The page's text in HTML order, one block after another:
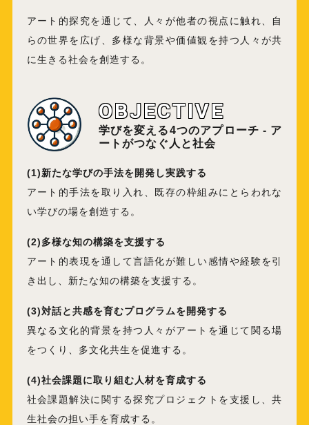
アート的探究を通じて、人々が他者の視点に触れ、自
らの世界を広げ、多様な背景や価値観を持つ人々が共
に生きる社会を創造する。
OBJECTIVE
学びを変える4つのアプローチ - ア
ートがつなぐ人と社会
(1)新たな学びの手法を開発し実践する
アート的手法を取り入れ、既存の枠組みにとらわれな
い学びの場を創造する。
(2)多様な知の構築を支援する
アート的表現を通して言語化が難しい感情や経験を引
き出し、新たな知の構築を支援する。
(3)対話と共感を育むプログラムを開発する
異なる文化的背景を持つ人々がアートを通じて関る場
をつくり、多文化共生を促進する。
(4)社会課題に取り組む人材を育成する
社会課題解決に関する探究プロジェクトを支援し、共
生社会の担い手を育成する。